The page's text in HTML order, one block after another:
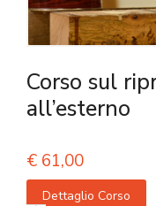
Corso sul
all’esterno
€ 61,00
Dettaglio Corso